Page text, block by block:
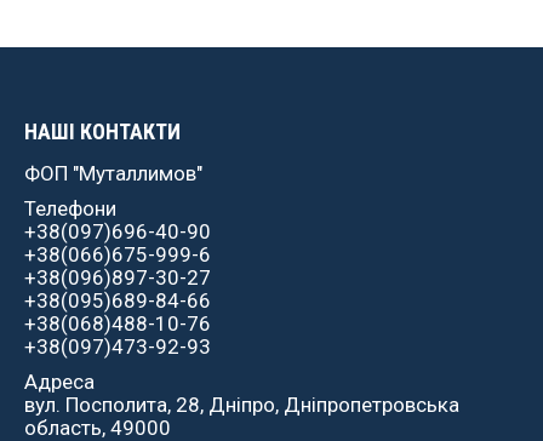
НАШІ КОНТАКТИ
ФОП "Муталлимов"
Телефони
+38(097)696-40-90
+38(066)675-999-6
+38(096)897-30-27
+38(095)689-84-66
+38(068)488-10-76
+38(097)473-92-93
Адреса
вул. Посполита, 28, Дніпро, Дніпропетровська
область, 49000